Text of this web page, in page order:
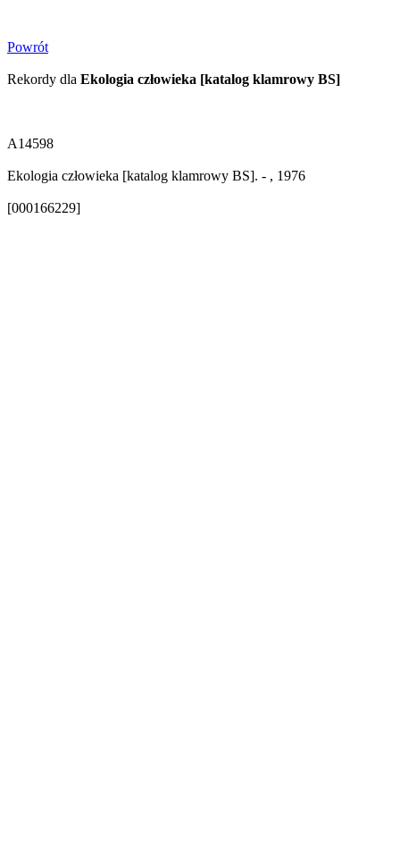
Powrót
Rekordy dla Ekologia człowieka [katalog klamrowy BS]
A14598
Ekologia człowieka [katalog klamrowy BS]. - , 1976
[000166229]